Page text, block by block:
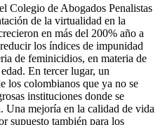
Colegio de Abogados Penalistas
de la virtualidad en la
en más del 200% año a
los índices de impunidad
de feminicidios, en materia de
En tercer lugar, un
los colombianos que ya no se
instituciones donde se
Una mejoría en la calidad de vida
supuesto también para los